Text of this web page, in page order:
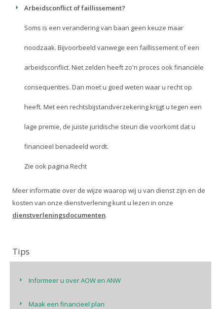
Arbeidsconflict of faillissement?
Soms is een verandering van baan geen keuze maar
noodzaak. Bijvoorbeeld vanwege een faillissement of een
arbeidsconflict. Niet zelden heeft zo'n proces ook financiële
consequenties. Dan moet u goed weten waar u recht op
heeft. Met een rechtsbijstandverzekering krijgt u tegen een
lage premie, de juiste juridische steun die voorkomt dat u
financieel benadeeld wordt.
Zie ook paginaRecht
Meer informatie over de wijze waarop wij u van dienst zijn en de
kosten van onze dienstverlening kunt u lezen in onze
dienstverleningsdocumenten.
Tips
Informeer u over AOW en ANW
Maak een financieel plan